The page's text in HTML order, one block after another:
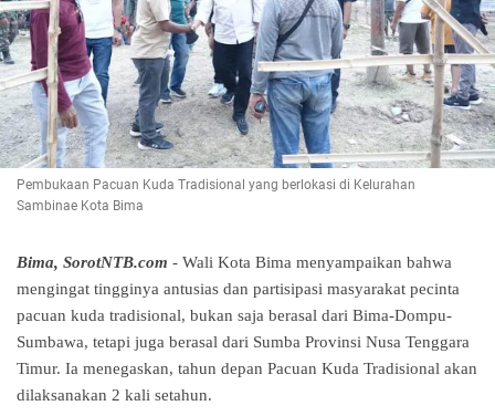
Pembukaan Pacuan Kuda Tradisional yang berlokasi di Kelurahan
Sambinae Kota Bima
Bima, SorotNTB.com - Wali Kota Bima menyampaikan bahwa
mengingat tingginya antusias dan partisipasi masyarakat pecinta
pacuan kuda tradisional, bukan saja berasal dari Bima-Dompu-
Sumbawa, tetapi juga berasal dari Sumba Provinsi Nusa Tenggara
Timur. Ia menegaskan, tahun depan Pacuan Kuda Tradisional akan
dilaksanakan 2 kali setahun.